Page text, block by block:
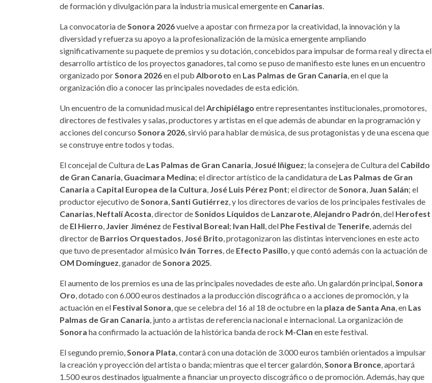
de formación y divulgación para la industria musical emergente en Canarias
La convocatoria de Sonora 2026vuelve a apostar con firmeza por la creatividad, la innovación y la
diversidad y refuerza su apoyo a la profesionalización de la música emergente ampliando
significativamente su paquete de premios y su dotación, concebidos para impulsar de forma real y directa el
desarrollo artístico de los proyectos ganadores, tal como se puso de manifiesto este lunes en un encuentro
organizado por Sonora 2026en el pub Alboroto en Las Palmas de Gran Canaria , en el que la
organización dio a conocer las principales novedades de esta edición.
Un encuentro de la comunidad musical del Archipiélago entre representantes institucionales, promotores,
directores de festivales y salas, productores y artistas en el que además de abundar en la programación y
acciones del concurso Sonora 2026 , sirvió para hablar de música, de sus protagonistas y de una escena que
se construye entre todos y todas.
El concejal de Cultura de Las Palmas de Gran Canaria Josué Iñiguez; la consejera de Cultura del Cabildo
de Gran Canaria Guacimara Medina; el director artístico de la candidatura de Las Palmas de Gran
Canaria a Capital Europea de la Cultura José Luis Pérez Pont; el director de Sonora Juan Salán; el
productor ejecutivo de Sonora Santi Gutiérrez , y los directores de varios de los principales festivales de
Canarias Neftalí Acosta , director de Sonidos Líquidos de Lanzarote Alejandro Padrón , del Herofest
de El Hierro Javier Jiménez de Festival Boreal; Ivan Hall , del Phe Festival de Tenerife , además del
director de Barrios Orquestados José Brito , protagonizaron las distintas intervenciones en este acto
que tuvo de presentador al músico Iván Torres , de Efecto Pasillo , y que contó además con la actuación de
OM Domínguez , ganador de Sonora 2025
El aumento de los premios es una de las principales novedades de este año. Un galardón principal, Sonora
Oro , dotado con 6.000 euros destinados a la producción discográfica o a acciones de promoción, y la
actuación en el Festival Sonora , que se celebra del 16 al 18 de octubre en la plaza de Santa Ana , en Las
Palmas de Gran Canaria , junto a artistas de referencia nacional e internacional. La organización de
Sonora ha confirmado la actuación de la histórica banda de rock M-Clan en este festival.
El segundo premio, Sonora Plata , contará con una dotación de 3.000 euros también orientados a impulsar
la creación y proyección del artista o banda; mientras que el tercer galardón, Sonora Bronce , aportará
1.500 euros destinados igualmente a financiar un proyecto discográfico o de promoción. Además, hay que